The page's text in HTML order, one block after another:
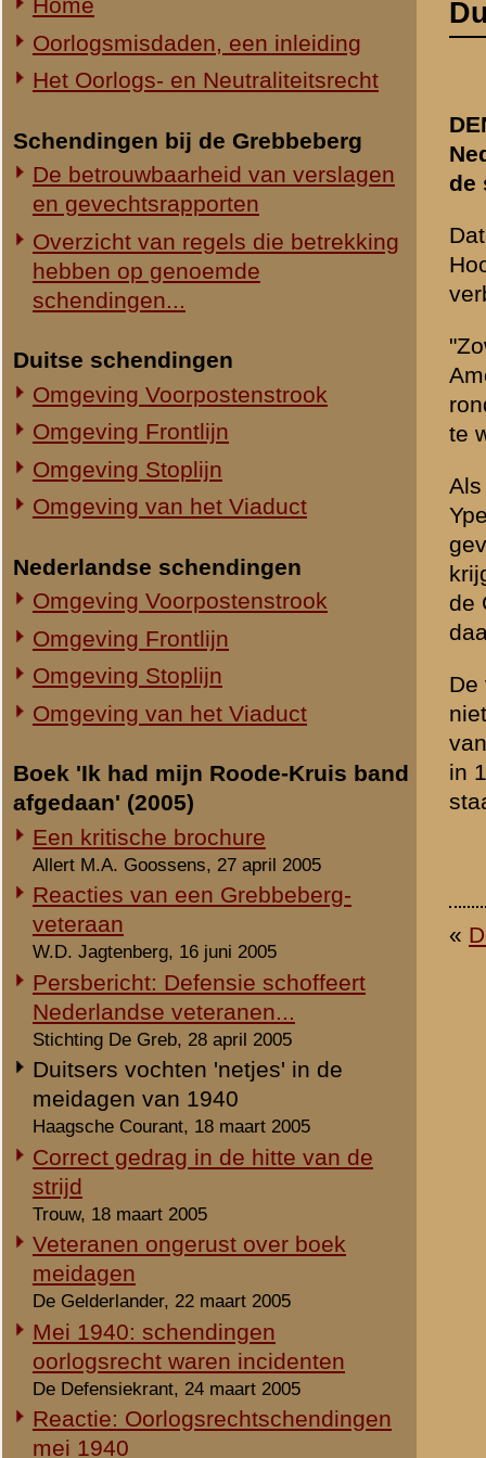
hebben op genoemde
schendingen...
Duitse schendingen
Omgeving Stoplijn
Omgeving van het Viaduct
Nederlandse schendingen
Omgeving Voorpostenstrook
Omgeving Frontlijn
Omgeving Stoplijn
Omgeving van het Viaduct
Boek 'Ik had mijn Roode-Kruis band
afgedaan' (2005)
Een kritische brochure
Reacties van een Grebbeberg-
W.D. Jagtenberg, 16 juni 2005
Nederlandse veteranen...
meidagen van 1940
Correct gedrag in de hitte van de
strijd
Trouw, 18 maart 2005
Veteranen ongerust over boek
meidagen
De Gelderlander, 22 maart 2005
Mei 1940: schendingen
De Defensiekrant, 24 maart 2005
Reactie: Oorlogsrechtschendingen
mei 1940
Strijd opgelaaid door boek
meidagen
Levend schild voor Duitse soldaten
Reformatorisch Dagblad, 6 april 2005
Oorlogsrecht norm in beide kampen
Checkpoint, april 2005
'Historici van Defensie schofferen
veteranen'
Haagsche Courant, 3 mei 2005
Tweede Slag om de Grebbeberg
Haagsche Courant, 13 mei 2005
'Met verontwaardiging kom je niet
verder'
Checkpoint, mei 2005
'De praktijk van het slagveld is
anders'
Checkpoint, juni 2005
Boek 'Mei 1940 De strijd op
Nederlands grondgebied' (2005, 2e
druk)
Commentaar bij de tweede druk
W.D. Jagtenberg, 5 augustus 2005
Kritiek op hoofdstuk 11: De proef op
de som
Allert M.A. Goossens, 22 augustus 2005
Fantasieën in de tweede druk...
W.D. Jagtenberg, 19 oktober 2005
Kamphuis & Amersfoort
W.D. Jagtenberg, 31 december 2005
Hoofdkwartier aan het
verbonden aan de
"Zowel aan Duitse als
Amersfoort. "Het ging
te winnen was. Een
Als voorbeeld van een
Ypenburg, waarbij Duitse
de Grebbeberg. Op 15
daar twee zich veilig
De vraag of het
in 1990 verschenen
staan", aldus de